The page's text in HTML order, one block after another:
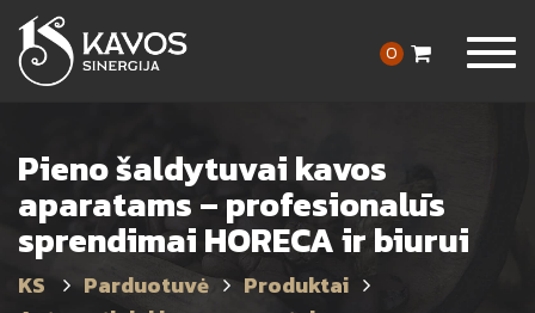
0
Pieno šaldytuvai kavos
aparatams – profesionalūs
sprendimai HORECA ir biurui
Parduotuvė
Produktai